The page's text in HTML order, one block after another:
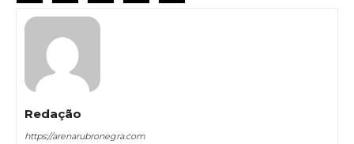
Redação
https://arenarubronegra.com